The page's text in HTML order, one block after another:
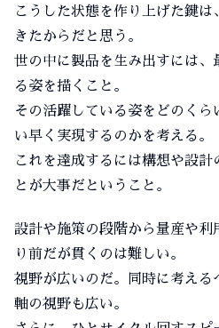
こうした状態を作り上げた鍵
きたからだと思う。
世の中に製品を生み出すには、
る姿を描くこと。
その活躍している姿をどのくら
い早く実現するのかを考える。
これを達成するには構想や設
とが大事だということ。
設計や施策の段階から量産や利
り前だが貫くのは難しい。
視野が広いのだ。同時に考える
軸の視野も広い。